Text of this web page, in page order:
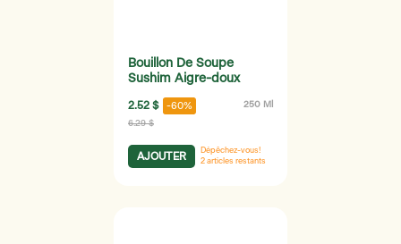
Bouillon De Soupe
Sushim Aigre-doux
2.52 $ -60% 250 Ml
6.29 $
AJOUTER
Dépêchez-vous!
2 articles restants